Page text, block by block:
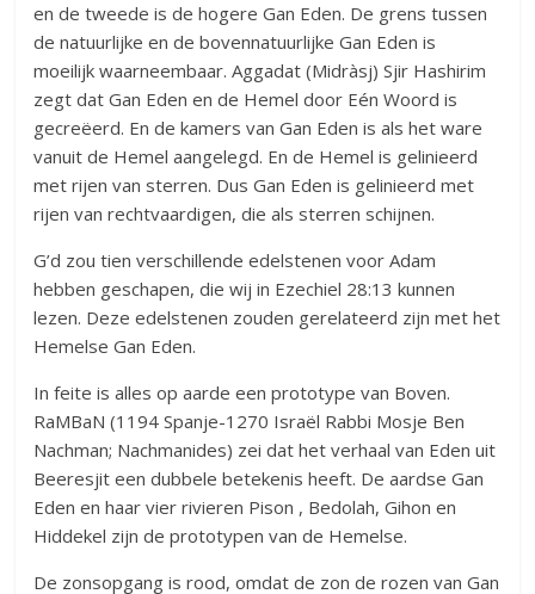
en de tweede is de hogere Gan Eden. De grens tussen
de natuurlijke en de bovennatuurlijke Gan Eden is
moeilijk waarneembaar. Aggadat (Midràsj) Sjir Hashirim
zegt dat Gan Eden en de Hemel door Eén Woord is
gecreëerd. En de kamers van Gan Eden is als het ware
vanuit de Hemel aangelegd. En de Hemel is gelinieerd
met rijen van sterren. Dus Gan Eden is gelinieerd met
rijen van rechtvaardigen, die als sterren schijnen.
G’d zou tien verschillende edelstenen voor Adam
hebben geschapen, die wij in Ezechiel 28:13 kunnen
lezen. Deze edelstenen zouden gerelateerd zijn met het
Hemelse Gan Eden.
In feite is alles op aarde een prototype van Boven.
RaMBaN (1194 Spanje-1270 Israël Rabbi Mosje Ben
Nachman; Nachmanides) zei dat het verhaal van Eden uit
Beeresjit een dubbele betekenis heeft. De aardse Gan
Eden en haar vier rivieren Pison , Bedolah, Gihon en
Hiddekel zijn de prototypen van de Hemelse.
De zonsopgang is rood, omdat de zon de rozen van Gan